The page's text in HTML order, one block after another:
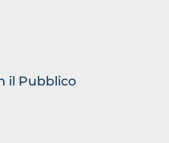
il Pubblico